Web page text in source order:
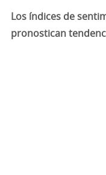
Los índices de
pronostican